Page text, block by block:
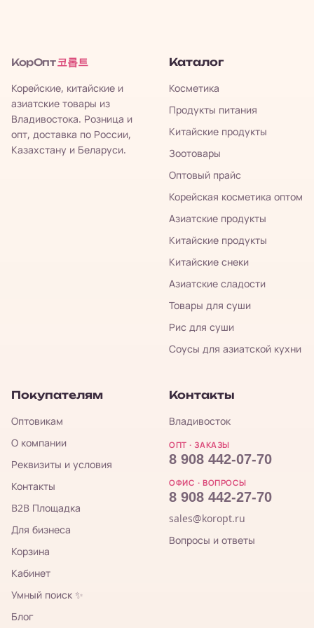
КорОпт 코롭트
Корейские, китайские и
азиатские товары из
Владивостока. Розница и
опт, доставка по России,
Казахстану и Беларуси.
Каталог
Косметика
Продукты питания
Китайские продукты
Зоотовары
Оптовый прайс
Корейская косметика оптом
Азиатские продукты
Китайские продукты
Китайские снеки
Азиатские сладости
Товары для суши
Рис для суши
Соусы для азиатской кухни
Покупателям
Оптовикам
О компании
Реквизиты и условия
Контакты
B2B Площадка
Для бизнеса
Корзина
Кабинет
Умный поиск ✨
Блог
Контакты
Владивосток
ОПТ · ЗАКАЗЫ
8 908 442-07-70
ОФИС · ВОПРОСЫ
8 908 442-27-70
sales@koropt.ru
Вопросы и ответы